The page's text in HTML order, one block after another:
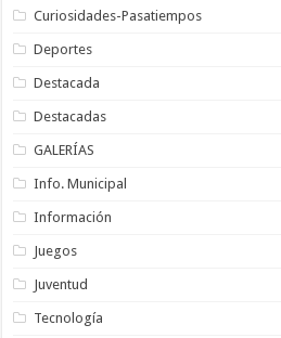
Curiosidades-Pasatiempos
Deportes
Destacada
Destacadas
GALERÍAS
Info. Municipal
Información
Juegos
Juventud
Tecnología